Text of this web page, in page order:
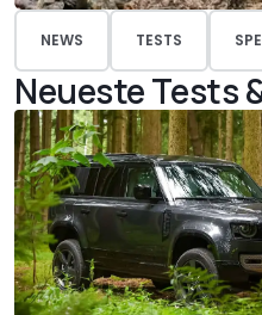
NEWS TESTS
Neueste Tests